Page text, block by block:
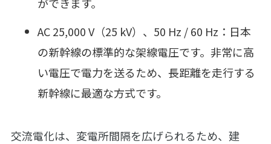
AC 25,000 V（25 kV）、50 Hz / 60 Hz：日本
の新幹線の標準的な架線電圧です。非常に高
い電圧で電力を送るため、長距離を走行する
新幹線に最適な方式です。
交流電化は、変電所間隔を広げられるため、建